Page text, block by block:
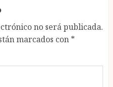
no será publicada.
marcados con *